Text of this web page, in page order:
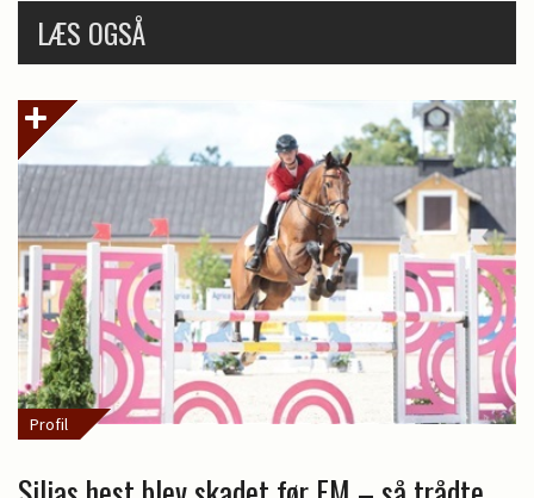
LÆS OGSÅ
Profil